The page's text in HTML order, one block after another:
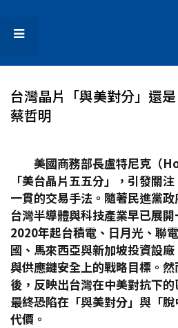
台灣晶片「與美對分」還
蔡哲明
美國商務部長盧特尼克（
「美台晶片五五分」，引發關
一貫的交易手法。隨著民進黨
台灣半導體與科技產業早已展
2020年起台積電、日月光、聯
國、馬來西亞與新加坡投資設
與供應鏈安全上的戰略目標。
後，反映出台灣在中美對抗下
最終恐陷在「與美對分」與「
代價。